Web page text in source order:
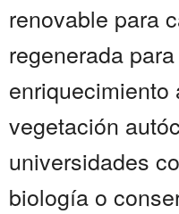
renovable para
regenerada
enriquecimiento
vegetación
universidades
biología o